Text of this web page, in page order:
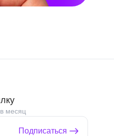
месяц
Подписаться